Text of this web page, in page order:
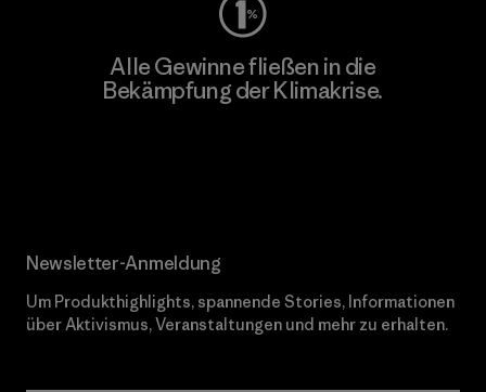
Alle Gewinne fließen in die
Bekämpfung der Klimakrise.
Newsletter-Anmeldung
Um Produkthighlights, spannende Stories, Informationen
über Aktivismus, Veranstaltungen und mehr zu erhalten.